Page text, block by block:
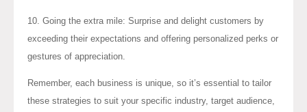
10. Going the extra mile: Surprise and delight customers by
exceeding their expectations and offering personalized perks or
gestures of appreciation.
Remember, each business is unique, so it’s essential to tailor
these strategies to suit your specific industry, target audience,